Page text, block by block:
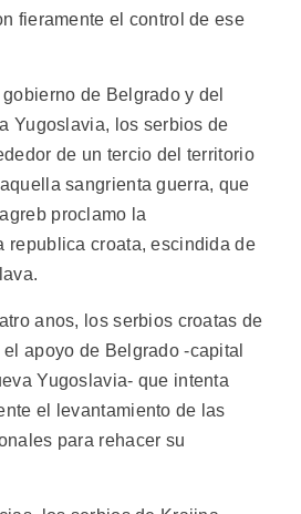
fieramente el control de ese
de Belgrado y del
Yugoslavia, los serbios de
de un tercio del territorio
sangrienta guerra, que
proclamo la
republica croata, escindida de
anos, los serbios croatas de
apoyo de Belgrado -capital
Yugoslavia- que intenta
el levantamiento de las
para rehacer su